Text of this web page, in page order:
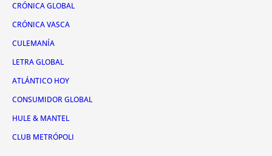
CRÓNICA GLOBAL
CRÓNICA VASCA
CULEMANÍA
LETRA GLOBAL
ATLÁNTICO HOY
CONSUMIDOR GLOBAL
HULE & MANTEL
CLUB METRÓPOLI